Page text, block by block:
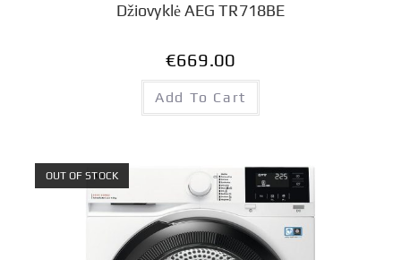
Džiovyklė AEG TR718BE
€669.00
Add To Cart
OUT OF STOCK